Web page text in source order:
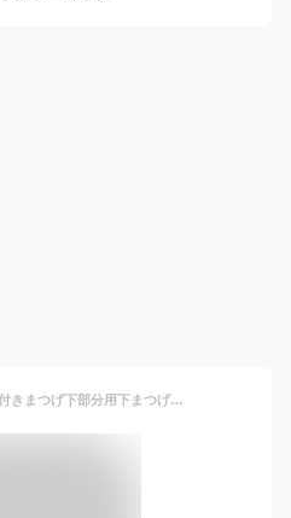
2点セットつけまつげのり付きまつげ下部分用下まつげ接着剤不要のり不要簡単盛れる束感束ナチュラル透明軸つけまつ毛自然ブラック黒睫毛まつ毛まつげ付けまつげ付け睫毛下まつげベースメイクメイクアップ